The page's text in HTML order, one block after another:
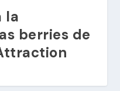
la
berries de